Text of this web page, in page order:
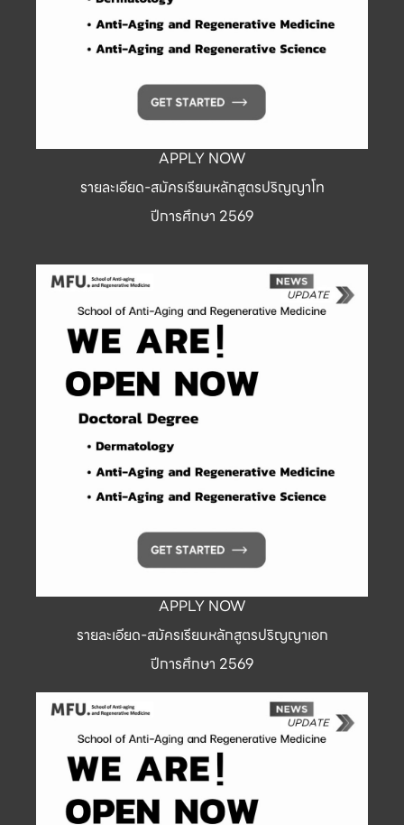
APPLY NOW
รายละเอียด-สมัครเรียนหลักสูตรปริญญาโท
ปีการศึกษา 2569
APPLY NOW
รายละเอียด-สมัครเรียนหลักสูตรปริญญาเอก
ปีการศึกษา 2569